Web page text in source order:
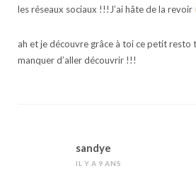
les réseaux sociaux !!!J’ai hâte de la revoir
ah et je découvre grâce à toi ce petit resto
manquer d’aller découvrir !!!
sandye
IL Y A 9 ANS